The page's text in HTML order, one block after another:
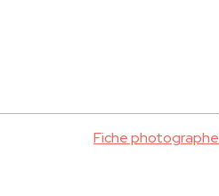
Fiche photographe